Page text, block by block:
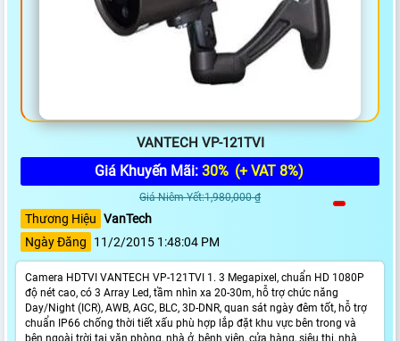
VANTECH VP-121TVI
Giá Khuyến Mãi: 30% (+ VAT 8%)
Giá Niêm Yết:1,980,000 ₫
Thương Hiệu VanTech
Ngày Đăng
11/2/2015 1:48:04 PM
Camera HDTVI VANTECH VP-121TVI 1. 3 Megapixel, chuẩn HD 1080P
độ nét cao, có 3 Array Led, tầm nhìn xa 20-30m, hỗ trợ chức năng
Day/Night (ICR), AWB, AGC, BLC, 3D-DNR, quan sát ngày đêm tốt, hỗ trợ
chuẩn IP66 chống thời tiết xấu phù hợp lắp đặt khu vực bên trong và
bên ngoài trời tại văn phòng, nhà ở, bệnh viện, cửa hàng, siêu thị, nhà